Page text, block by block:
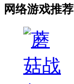
网络游戏推荐